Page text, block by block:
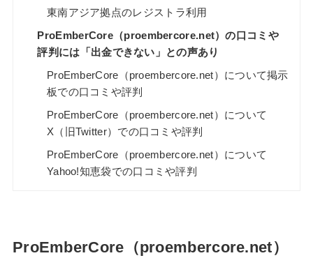
東南アジア拠点のレジストラ利用
ProEmberCore（proembercore.net）の口コミや
評判には「出金できない」との声あり
ProEmberCore（proembercore.net）について掲示
板での口コミや評判
ProEmberCore（proembercore.net）について
X（旧Twitter）での口コミや評判
ProEmberCore（proembercore.net）について
Yahoo!知恵袋での口コミや評判
ProEmberCore（proembercore.net）